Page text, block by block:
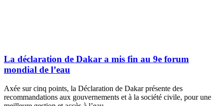
La déclaration de Dakar a mis fin au 9e forum
mondial de l’eau
Axée sur cinq points, la Déclaration de Dakar présente des
recommandations aux gouvernements et à la société civile, pour une